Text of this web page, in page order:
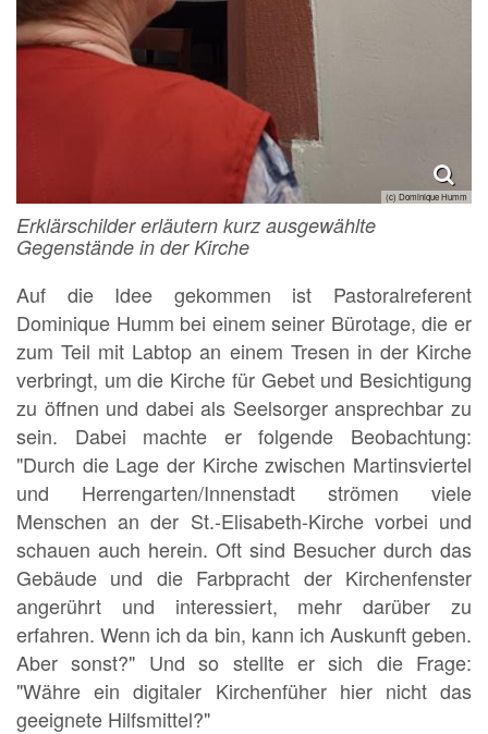
(c) Dominique Humm
Erklärschilder erläutern kurz ausgewählte
Gegenstände in der Kirche
Auf die Idee gekommen ist Pastoralreferent
Dominique Humm bei einem seiner Bürotage, die er
zum Teil mit Labtop an einem Tresen in der Kirche
verbringt, um die Kirche für Gebet und Besichtigung
zu öffnen und dabei als Seelsorger ansprechbar zu
sein. Dabei machte er folgende Beobachtung:
"Durch die Lage der Kirche zwischen Martinsviertel
und Herrengarten/Innenstadt strömen viele
Menschen an der St.-Elisabeth-Kirche vorbei und
schauen auch herein. Oft sind Besucher durch das
Gebäude und die Farbpracht der Kirchenfenster
angerührt und interessiert, mehr darüber zu
erfahren. Wenn ich da bin, kann ich Auskunft geben.
Aber sonst?" Und so stellte er sich die Frage:
"Währe ein digitaler Kirchenfüher hier nicht das
geeignete Hilfsmittel?"